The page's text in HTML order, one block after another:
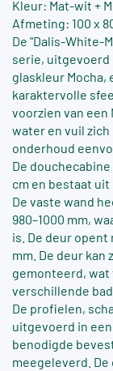
Kleur: Mat-wit +
Afmeting: 100 x
De "Dalis-White-
serie, uitgevoerd
glaskleur Mocha,
karaktervolle
voorzien van een
water en vuil
onderhoud
De
cm en bestaat uit
De vaste wand
980–1000 mm,
is. De deur opent
mm. De deur
gemonteerd,
verschillende
De profielen,
uitgevoerd in
benodigde
meegeleverd. De